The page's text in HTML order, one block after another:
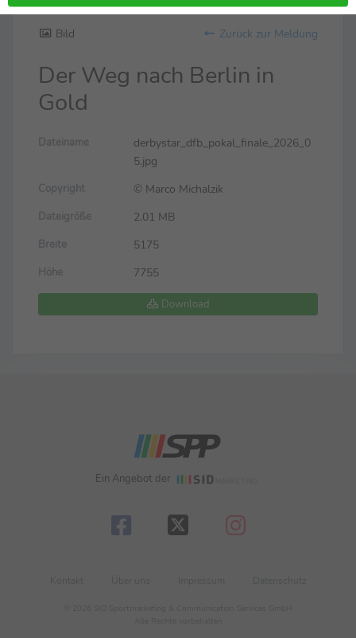
Bild Zurück zur Meldung
Der Weg nach Berlin in
Gold
Dateiname
derbystar_dfb_pokal_finale_2026_0
5.jpg
Copyright © Marco Michalzik
Dateigröße 2.01 MB
Breite 5175
Höhe 7755
Download
Ein Angebot der